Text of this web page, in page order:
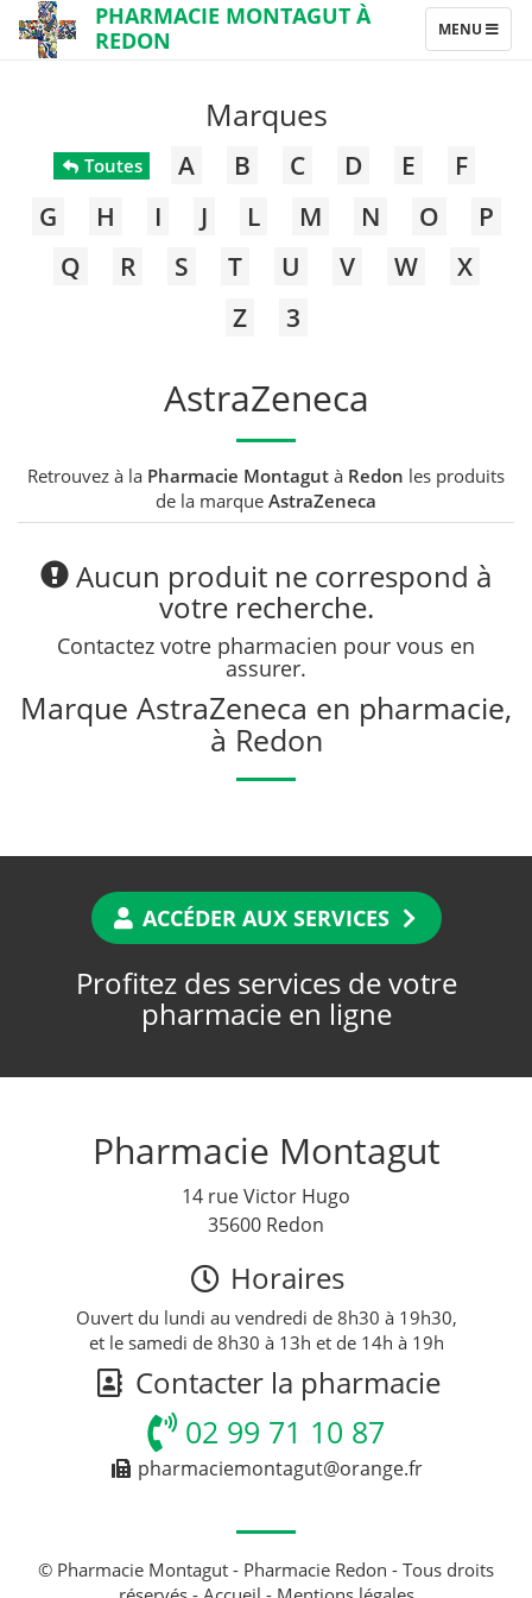
PHARMACIE MONTAGUT À
REDON
TOGGLE
NAVIGATION
MENU
Marques
Toutes A B C D E
F
G
H I J L M N O
P
Q
R S T U V W
X
Z
3
AstraZeneca
Retrouvez à la Pharmacie Montagut à Redon les produits
de la marque AstraZeneca
Aucun produit ne correspond à
votre recherche.
Contactez votre pharmacien pour vous en
assurer.
Marque AstraZeneca en pharmacie,
à Redon
ACCÉDER AUX SERVICES
Profitez des services de votre
pharmacie en ligne
Pharmacie Montagut
14 rue Victor Hugo
35600 Redon
Horaires
Ouvert du lundi au vendredi de 8h30 à 19h30,
et le samedi de 8h30 à 13h et de 14h à 19h
Contacter la pharmacie
02 99 71 10 87
pharmaciemontagut@orange.fr
© Pharmacie Montagut - Pharmacie Redon - Tous droits